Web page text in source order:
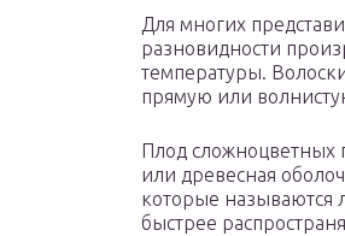
Для многих
разновидности
температуры.
прямую или
Плод сложноцветных
или древесная
которые называются
быстрее